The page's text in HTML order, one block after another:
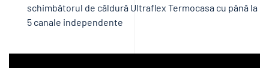
schimbătorul de căldură Ultraflex Termocasa cu până la
5 canale independente